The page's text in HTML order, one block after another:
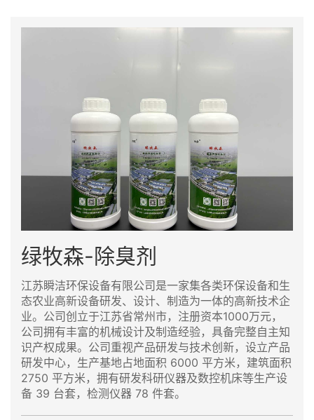
绿牧森-除臭剂
江苏瞬洁环保设备有限公司是一家集各类环保设备和生
态农业高新设备研发、设计、制造为一体的高新技术企
业。公司创立于江苏省常州市，注册资本1000万元，
公司拥有丰富的机械设计及制造经验，具备完整自主知
识产权成果。公司重视产品研发与技术创新，设立产品
研发中心，生产基地占地面积 6000 平方米，建筑面积
2750 平方米，拥有研发科研仪器及数控机床等生产设
备 39 台套，检测仪器 78 件套。